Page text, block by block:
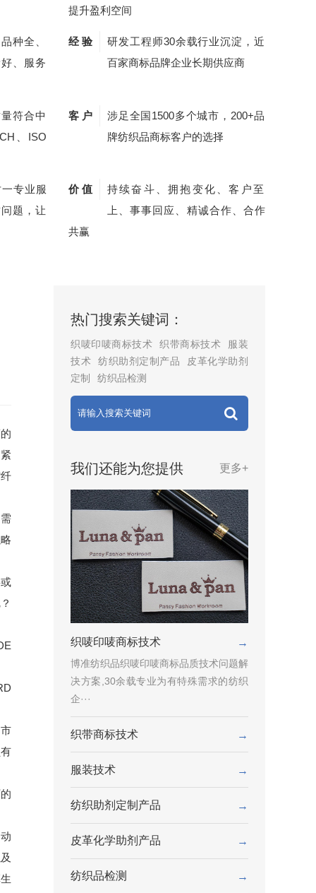
提升盈利空间
种全、
、服务
经 验
研发工程师30余载行业沉淀，近
百家商标品牌企业长期供应商
符合中
、ISO
客 户
涉足全国1500多个城市，200+品
牌纺织品商标客户的选择
专业服
题，让
价 值
持续奋斗、拥抱变化、客户至
上、事事回应、精诚合作、合作
共赢
热门搜索关键词：
织唛印唛商标技术 织带商标技术
服装
技术
纺织助剂定制产品
皮革化学助剂
定制
纺织品检测
我们还能为您提供 更多+
织唛印唛商标技术 →
博准纺织品织唛印唛商标品质技术问题解
决方案,30余载专业为有特殊需求的纺织
企···
织带商标技术 →
服装技术 →
纺织助剂定制产品 →
皮革化学助剂产品 →
纺织品检测 →